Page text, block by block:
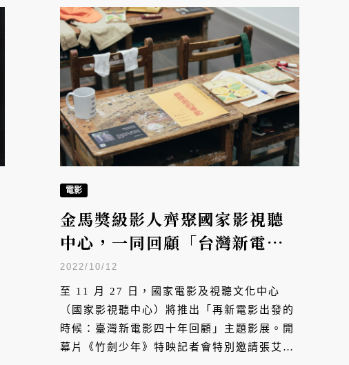
電影
金馬獎級影人齊聚國家影視聽
中心，一同回顧「台灣新電
影」40年
2022/10/12
至 11 月 27 日，國家電影及視聽文化中心
（國家影視聽中心）將推出「再新電影出發的
時候：臺灣新電影四十年回顧」主題影展。開
幕片《竹劍少年》特映記者會特別邀請張艾